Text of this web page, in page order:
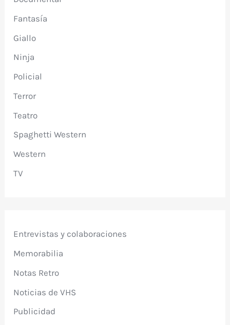
Fantasía
Giallo
Ninja
Policial
Terror
Teatro
Spaghetti Western
Western
TV
Entrevistas y colaboraciones
Memorabilia
Notas Retro
Noticias de VHS
Publicidad